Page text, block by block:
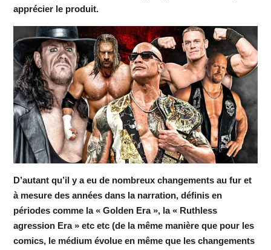
apprécier le produit.
D’autant qu’il y a eu de nombreux changements au fur et
à mesure des années dans la narration, définis en
périodes comme la « Golden Era », la « Ruthless
agression Era » etc etc (de la même manière que pour les
comics, le médium évolue en même que les changements